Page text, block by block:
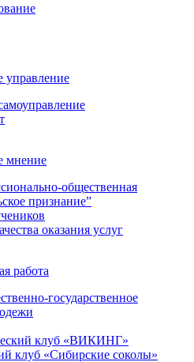
управление
мнение
общественная
признание”
оказания услуг
работа
государственное
клуб «ВИКИНГ»
клуб «Сибирские соколы»